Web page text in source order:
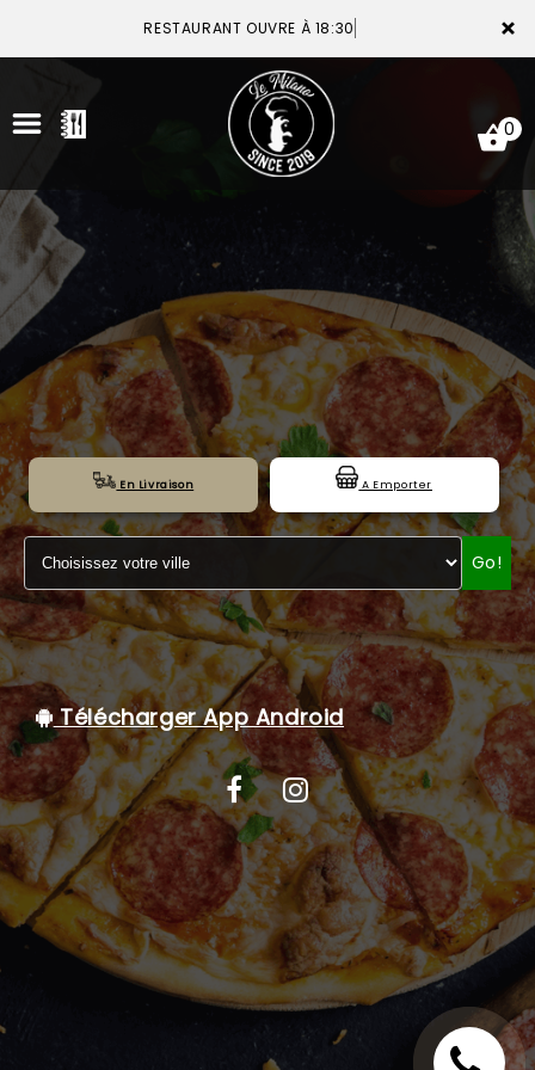
×
RESTAURANT OUVRE À 18:30
ACCUEIL
LA CARTE
VOTRE COMPTE
NOTRE RESTAURANT
VOS AVIS
MENTIONS LÉGALES
C.G.V
0
En Livraison A Emporter
Go!
Télécharger App Android